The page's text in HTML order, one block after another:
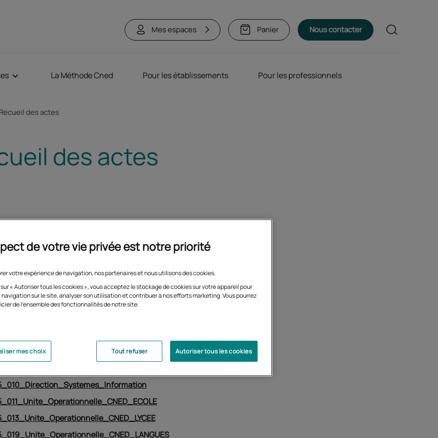
Mes espaces Panier Nous contacter Rechercher
La Méthode Cned Pour les établissements Pour les professionnels
Recueil des actes
des actes
en vigueur
005
DG-2023-04
de votre vie privée est notre priorité
votre expérience de navigation, nos partenaires et nous utilisons des cookies.
« Autoriser tous les cookies », vous acceptez le stockage de cookies sur votre appareil pour
navigation sur le site, analyser son utilisation et contribuer à nos efforts marketing. Vous pourrez
de l'ensemble des fonctionnalités de notre site.
Tout refuser Autoriser tous les cookies
mes choix